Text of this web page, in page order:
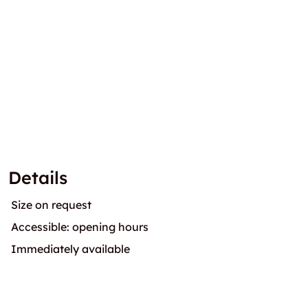
Details
Size on request
Accessible: opening hours
Immediately available